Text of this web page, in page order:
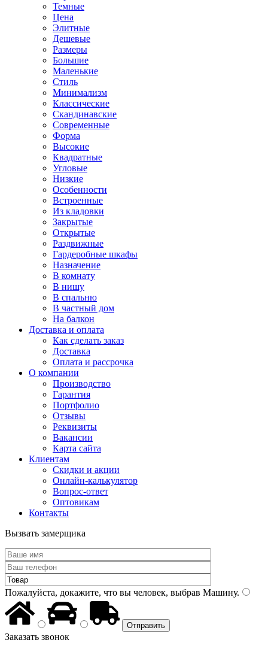
Темные
Цена
Элитные
Дешевые
Размеры
Большие
Маленькие
Стиль
Минимализм
Классические
Скандинавские
Современные
Форма
Высокие
Квадратные
Угловые
Низкие
Особенности
Встроенные
Из кладовки
Закрытые
Открытые
Раздвижные
Гардеробные шкафы
Назначение
В комнату
В нишу
В спальню
В частный дом
На балкон
Доставка и оплата
Как сделать заказ
Доставка
Оплата и рассрочка
О компании
Производство
Гарантия
Портфолио
Отзывы
Реквизиты
Вакансии
Карта сайта
Клиентам
Скидки и акции
Онлайн-калькулятор
Вопрос-ответ
Оптовикам
Контакты
Вызвать замерщика
Пожалуйста, докажите, что вы человек, выбрав Машину.
Заказать звонок